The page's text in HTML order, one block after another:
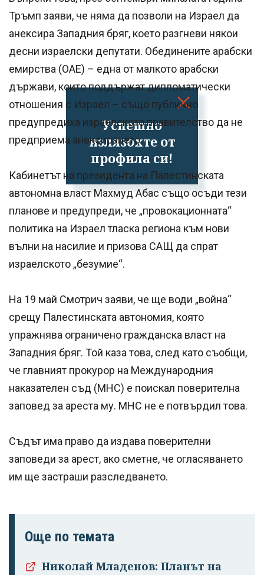
Успешно
излязохте от
профила си!
Тръмп заяви, че няма да позволи на Израел да
анексира Западния бряг, което разгневи някои
десни израелски депутати. Обединените арабски
емирства (ОАЕ) – една от малкото арабски
държави, които поддържат дипломатически
отношения с Израел – също публично
предупредиха израелското правителство да не
предприема анексирането.
Кабинетът на президента на Палестинската
автономна власт Махмуд Абас също осъди тези
планове и предупреди, че „провокационната“
политика на Израел тласка региона към нови
вълни на насилие и призова САЩ да спрат
израелското „безумие“.
На 19 май Смотрич заяви, че ще води „война“
срещу Палестинската автономия, която
упражнява ограничено гражданска власт на
Западния бряг. Той каза това, след като съобщи,
че главният прокурор на Международния
наказателен съд (МНС) е поискал поверителна
заповед за ареста му. МНС не е потвърдил това.
Съдът има право да издава поверителни
заповеди за арест, ако сметне, че огласяването
им ще застраши разследването.
Още по темата
Николай Младенов: Планът на